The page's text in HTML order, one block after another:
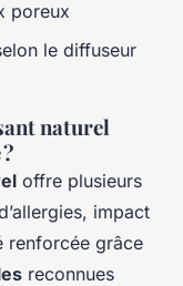
poreux
le diffuseur
naturel
offre plusieurs
impact
renforcée grâce
reconnues